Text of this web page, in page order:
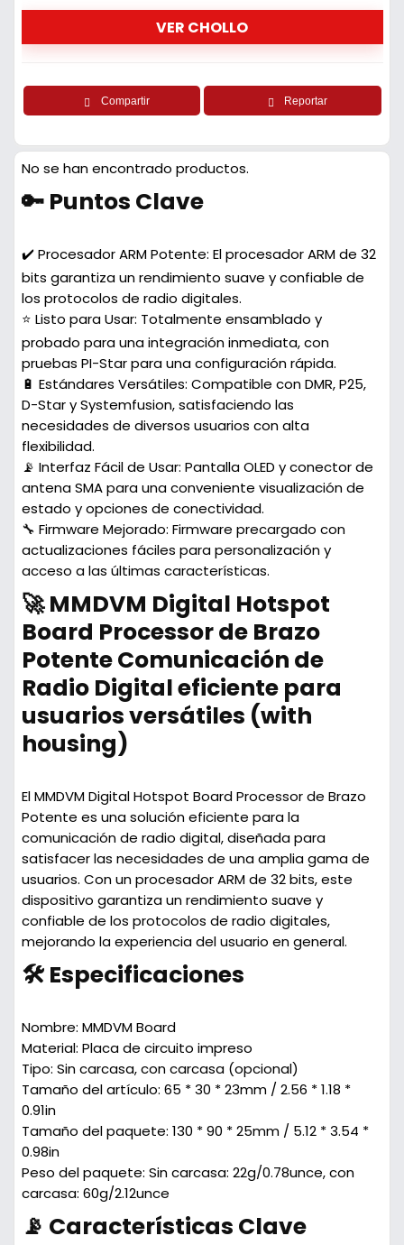
VER CHOLLO
Compartir Reportar
No se han encontrado productos.
🔑 Puntos Clave
✔️ Procesador ARM Potente: El procesador ARM de 32
bits garantiza un rendimiento suave y confiable de
los protocolos de radio digitales.
⭐ Listo para Usar: Totalmente ensamblado y
probado para una integración inmediata, con
pruebas PI-Star para una configuración rápida.
🔋 Estándares Versátiles: Compatible con DMR, P25,
D-Star y Systemfusion, satisfaciendo las
necesidades de diversos usuarios con alta
flexibilidad.
📡 Interfaz Fácil de Usar: Pantalla OLED y conector de
antena SMA para una conveniente visualización de
estado y opciones de conectividad.
🔧 Firmware Mejorado: Firmware precargado con
actualizaciones fáciles para personalización y
acceso a las últimas características.
🚀 MMDVM Digital Hotspot
Board Processor de Brazo
Potente Comunicación de
Radio Digital eficiente para
usuarios versátiles (with
housing)
El MMDVM Digital Hotspot Board Processor de Brazo
Potente es una solución eficiente para la
comunicación de radio digital, diseñada para
satisfacer las necesidades de una amplia gama de
usuarios. Con un procesador ARM de 32 bits, este
dispositivo garantiza un rendimiento suave y
confiable de los protocolos de radio digitales,
mejorando la experiencia del usuario en general.
🛠️ Especificaciones
Nombre: MMDVM Board
Material: Placa de circuito impreso
Tipo: Sin carcasa, con carcasa (opcional)
Tamaño del artículo: 65 * 30 * 23mm / 2.56 * 1.18 *
0.91in
Tamaño del paquete: 130 * 90 * 25mm / 5.12 * 3.54 *
0.98in
Peso del paquete: Sin carcasa: 22g/0.78unce, con
carcasa: 60g/2.12unce
📡 Características Clave